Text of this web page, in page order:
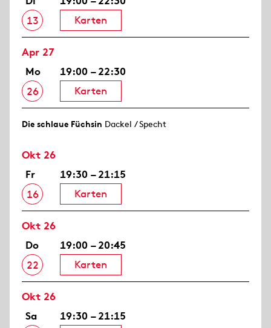
13
Karten
Apr 27
Mo
26
19:00 – 22:30
Karten
Die schlaue Füchsin Dackel / Specht
Okt 26
Fr
16
19:30 – 21:15
Karten
Okt 26
Do
22
19:00 – 20:45
Karten
Okt 26
Sa
19:30 – 21:15